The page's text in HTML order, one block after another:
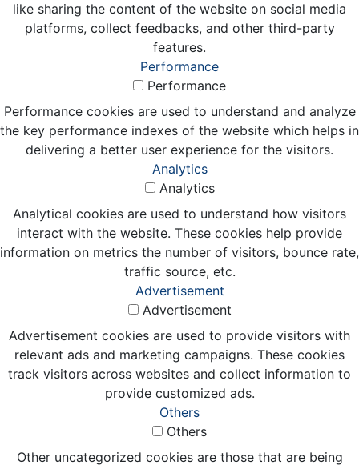
like sharing the content of the website on social media
platforms, collect feedbacks, and other third-party
features.
Performance
Performance
Performance cookies are used to understand and analyze
the key performance indexes of the website which helps in
delivering a better user experience for the visitors.
Analytics
Analytics
Analytical cookies are used to understand how visitors
interact with the website. These cookies help provide
information on metrics the number of visitors, bounce rate,
traffic source, etc.
Advertisement
Advertisement
Advertisement cookies are used to provide visitors with
relevant ads and marketing campaigns. These cookies
track visitors across websites and collect information to
provide customized ads.
Others
Others
Other uncategorized cookies are those that are being